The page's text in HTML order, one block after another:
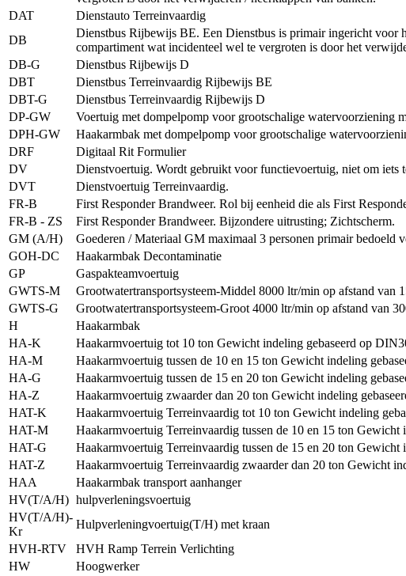
DAT
Dienstauto Terreinvaardig
DB
Dienstbus Rijbewijs BE. Een Dienstbus is primair ingericht voor
compartiment wat incidenteel wel te vergroten is door het
DB-G
Dienstbus Rijbewijs D
DBT
Dienstbus Terreinvaardig Rijbewijs BE
DBT-G
Dienstbus Terreinvaardig Rijbewijs D
DP-GW
Voertuig met dompelpomp voor grootschalige watervoorziening
DPH-GW
Haakarmbak met dompelpomp voor grootschalige
DRF
Digitaal Rit Formulier
DV
Dienstvoertuig. Wordt gebruikt voor functievoertuig, niet om iets
DVT
Dienstvoertuig Terreinvaardig.
FR-B
First Responder Brandweer. Rol bij eenheid die als First
FR-B - ZS
First Responder Brandweer. Bijzondere uitrusting; Zichtscherm.
GM (A/H)
Goederen / Materiaal GM maximaal 3 personen primair bedoeld
GOH-DC
Haakarmbak Decontaminatie
GP
Gaspakteamvoertuig
GWTS-M
Grootwatertransportsysteem-Middel 8000 ltr/min op afstand van
GWTS-G
Grootwatertransportsysteem-Groot 4000 ltr/min op afstand van
H
Haakarmbak
HA-K
Haakarmvoertuig tot 10 ton Gewicht indeling gebaseerd op
HA-M
Haakarmvoertuig tussen de 10 en 15 ton Gewicht indeling
HA-G
Haakarmvoertuig tussen de 15 en 20 ton Gewicht indeling
HA-Z
Haakarmvoertuig zwaarder dan 20 ton Gewicht indeling
HAT-K
Haakarmvoertuig Terreinvaardig tot 10 ton Gewicht indeling
HAT-M
Haakarmvoertuig Terreinvaardig tussen de 10 en 15 ton
HAT-G
Haakarmvoertuig Terreinvaardig tussen de 15 en 20 ton
HAT-Z
Haakarmvoertuig Terreinvaardig zwaarder dan 20 ton Gewicht
HAA
Haakarmbak transport aanhanger
HV(T/A/H) hulpverleningsvoertuig
HV(T/A/H)-
Kr
Hulpverleningvoertuig(T/H) met kraan
HVH-RTV
HVH Ramp Terrein Verlichting
HW
Hoogwerker